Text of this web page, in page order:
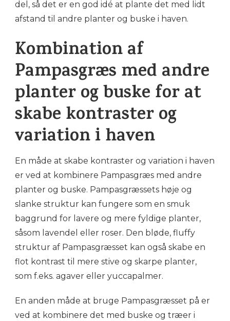
del, så det er en god idé at plante det med lidt
afstand til andre planter og buske i haven.
Kombination af
Pampasgræs med andre
planter og buske for at
skabe kontraster og
variation i haven
En måde at skabe kontraster og variation i haven
er ved at kombinere Pampasgræs med andre
planter og buske. Pampasgræssets høje og
slanke struktur kan fungere som en smuk
baggrund for lavere og mere fyldige planter,
såsom lavendel eller roser. Den bløde, fluffy
struktur af Pampasgræsset kan også skabe en
flot kontrast til mere stive og skarpe planter,
som f.eks. agaver eller yuccapalmer.
En anden måde at bruge Pampasgræsset på er
ved at kombinere det med buske og træer i